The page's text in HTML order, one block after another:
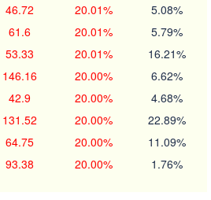
46.72 20.01% 5.08%
61.6 20.01% 5.79%
53.33 20.01% 16.21%
146.16 20.00% 6.62%
42.9 20.00% 4.68%
131.52 20.00% 22.89%
64.75 20.00% 11.09%
93.38 20.00% 1.76%